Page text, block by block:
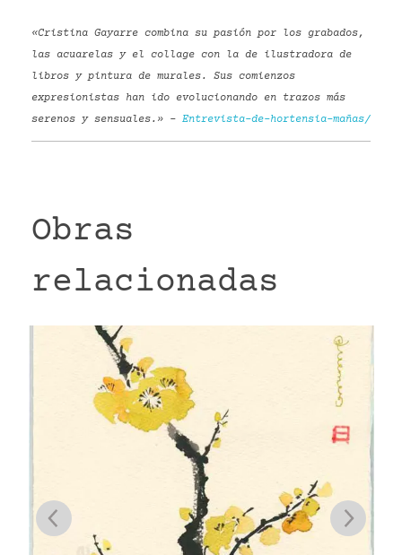
«Cristina Gayarre combina su pasión por los grabados,
las acuarelas y el collage con la de ilustradora de
libros y pintura de murales. Sus comienzos
expresionistas han ido evolucionando en trazos más
serenos y sensuales.» – Entrevista-de-hortensia-mañas/
Obras
relacionadas